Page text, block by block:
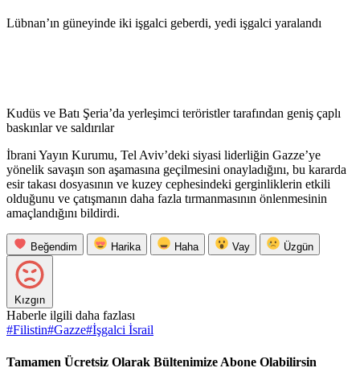
Lübnan’ın güneyinde iki işgalci geberdi, yedi işgalci yaralandı
Kudüs ve Batı Şeria’da yerleşimci teröristler tarafından geniş çaplı
baskınlar ve saldırılar
İbrani Yayın Kurumu, Tel Aviv’deki siyasi liderliğin Gazze’ye
yönelik savaşın son aşamasına geçilmesini onayladığını, bu kararda
esir takası dosyasının ve kuzey cephesindeki gerginliklerin etkili
olduğunu ve çatışmanın daha fazla tırmanmasının önlenmesinin
amaçlandığını bildirdi.
Beğendim Harika Haha Vay Üzgün
Kızgın
Haberle ilgili daha fazlası
#Filistin#Gazze#İşgalci İsrail
Tamamen Ücretsiz Olarak Bültenimize Abone Olabilirsin